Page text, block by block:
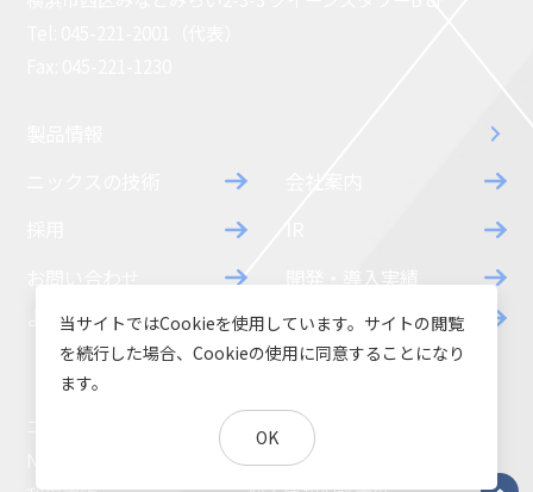
開発・導入実績
よくあるご質問
ダウンロード
お知らせ
NIXのサスティナビリティ 環境負荷物質調査結果
当サイトではCookieを使用しています。サイトの閲覧
を続行した場合、Cookieの使用に同意することになり
ます。
OK